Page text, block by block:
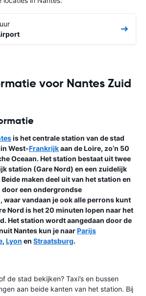
voor Nantes Zuid
is het centrale station van de stad
West-Frankrijkaan de Loire, zo’n 50
Oceaan. Het station bestaat uit twee
station (Gare Nord) en een zuidelijk
maken deel uit van het station en
een ondergrondse
vandaan je ook alle perrons kunt
Nord is het 20 minuten lopen naar het
Het station wordt aangedaan door de
Nantes kun je naarParijs
, Lyon en Straatsburg.
de stad bekijken? Taxi’s en bussen
aan beide kanten van het station. Bij